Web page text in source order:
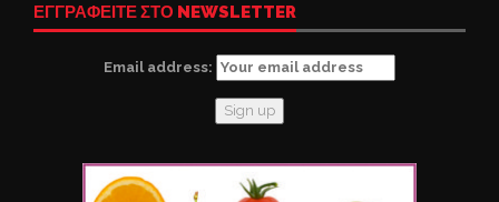
ΕΓΓΡΑΦΕΙΤΕ ΣΤΟ NEWSLETTER
Email address: